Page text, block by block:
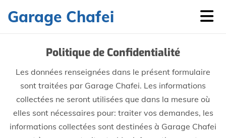
Garage Chafei
Politique de Confidentialité
Les données renseignées dans le présent formulaire
sont traitées par Garage Chafei. Les informations
collectées ne seront utilisées que dans la mesure où
elles sont nécessaires pour: traiter vos demandes, les
informations collectées sont destinées à Garage Chafei